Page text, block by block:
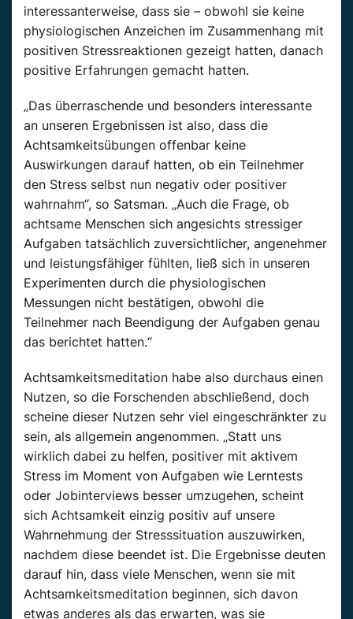
interessanterweise, dass sie – obwohl sie keine
physiologischen Anzeichen im Zusammenhang mit
positiven Stressreaktionen gezeigt hatten, danach
positive Erfahrungen gemacht hatten.
„Das überraschende und besonders interessante
an unseren Ergebnissen ist also, dass die
Achtsamkeitsübungen offenbar keine
Auswirkungen darauf hatten, ob ein Teilnehmer
den Stress selbst nun negativ oder positiver
wahrnahm“, so Satsman. „Auch die Frage, ob
achtsame Menschen sich angesichts stressiger
Aufgaben tatsächlich zuversichtlicher, angenehmer
und leistungsfähiger fühlten, ließ sich in unseren
Experimenten durch die physiologischen
Messungen nicht bestätigen, obwohl die
Teilnehmer nach Beendigung der Aufgaben genau
das berichtet hatten.“
Achtsamkeitsmeditation habe also durchaus einen
Nutzen, so die Forschenden abschließend, doch
scheine dieser Nutzen sehr viel eingeschränkter zu
sein, als allgemein angenommen. „Statt uns
wirklich dabei zu helfen, positiver mit aktivem
Stress im Moment von Aufgaben wie Lerntests
oder Jobinterviews besser umzugehen, scheint
sich Achtsamkeit einzig positiv auf unsere
Wahrnehmung der Stresssituation auszuwirken,
nachdem diese beendet ist. Die Ergebnisse deuten
darauf hin, dass viele Menschen, wenn sie mit
Achtsamkeitsmeditation beginnen, sich davon
etwas anderes als das erwarten, was sie